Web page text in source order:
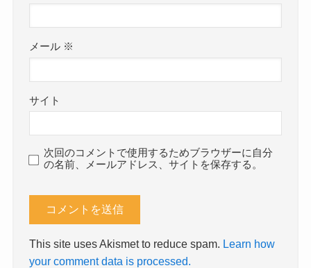
メール ※
サイト
次回のコメントで使用するためブラウザーに自分
の名前、メールアドレス、サイトを保存する。
This site uses Akismet to reduce spam. Learn how
your comment data is processed.